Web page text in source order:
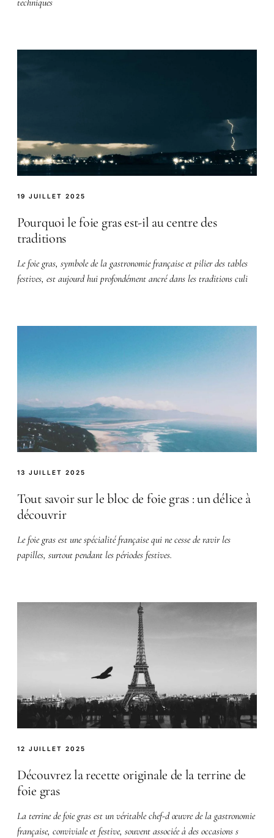
techniques
19 JUILLET 2025
Pourquoi le foie gras est-il au centre des
traditions
Le foie gras, symbole de la gastronomie française et pilier des tables
festives, est aujourd hui profondément ancré dans les traditions culi
13 JUILLET 2025
Tout savoir sur le bloc de foie gras : un délice à
découvrir
Le foie gras est une spécialité française qui ne cesse de ravir les
papilles, surtout pendant les périodes festives.
12 JUILLET 2025
Découvrez la recette originale de la terrine de
foie gras
La terrine de foie gras est un véritable chef-d œuvre de la gastronomie
française, conviviale et festive, souvent associée à des occasions s